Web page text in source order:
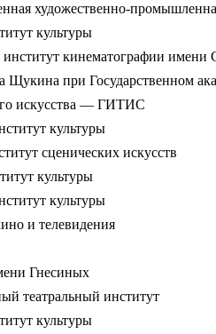
художественно-
культуры
кинематографии имени
при Государственном
искусства — ГИТИС
культуры
сценических искусств
культуры
культуры
и телевидения
Гнесиных
театральный институт
культуры